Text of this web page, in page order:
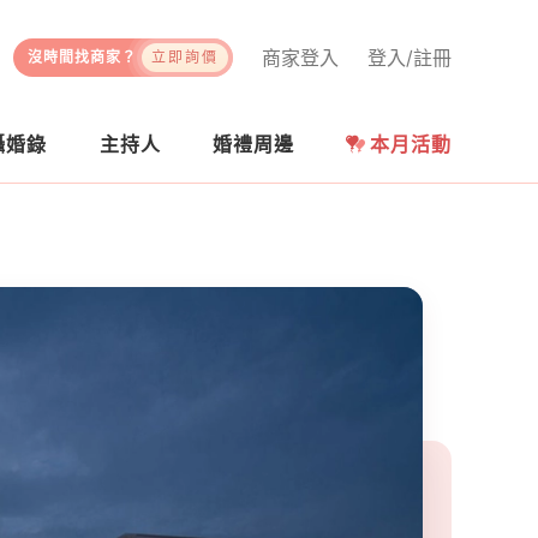
登入/註冊
商家登入
沒時間找商家？ 立即詢價
婚錄 主持人 婚禮周邊 本月活動